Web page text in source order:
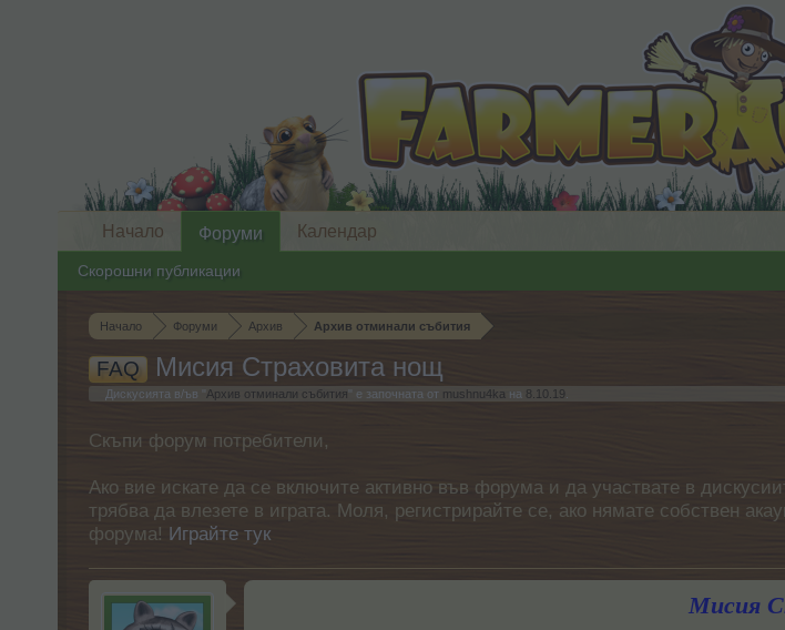
Начало Форуми Архив Архив отминали събития
FAQ Мисия Страховита нощ
Дискусията в/ъв " Архив отминали събития " е започната от mushnu4ka на 8.10.19
Скъпи форум потребители,
Ако вие искате да се включите активно във форума и да участвате в
трябва да влезете в играта. Моля, регистрирайте се, ако нямате собствен
форума! Играйте тук
Мисия
Начало Форуми
Скорошни публикации
Календар